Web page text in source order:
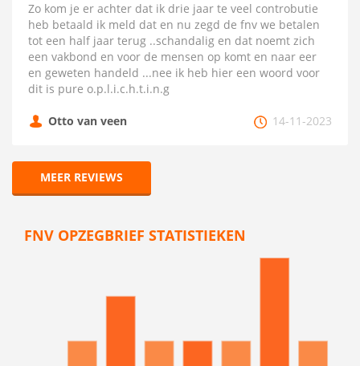
Zo kom je er achter dat ik drie jaar te veel controbutie
heb betaald ik meld dat en nu zegd de fnv we betalen
tot een half jaar terug ..schandalig en dat noemt zich
een vakbond en voor de mensen op komt en naar eer
en geweten handeld ...nee ik heb hier een woord voor
dit is pure o.p.l.i.c.h.t.i.n.g
Otto van veen 14-11-2023
MEER REVIEWS
FNV OPZEGBRIEF STATISTIEKEN